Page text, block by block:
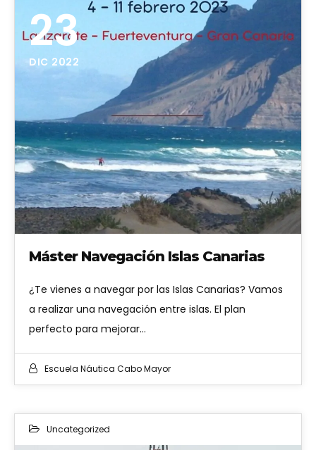
23
DIC 2022
Máster Navegación Islas Canarias
¿Te vienes a navegar por las Islas Canarias? Vamos
a realizar una navegación entre islas. El plan
perfecto para mejorar…
Escuela Náutica Cabo Mayor
Uncategorized